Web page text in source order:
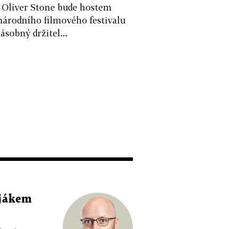
Stone bude hostem
filmového festivalu
držitel...